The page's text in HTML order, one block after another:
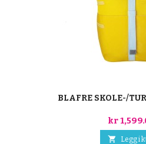
BLAFRE SKOLE-/
kr
 Legg i